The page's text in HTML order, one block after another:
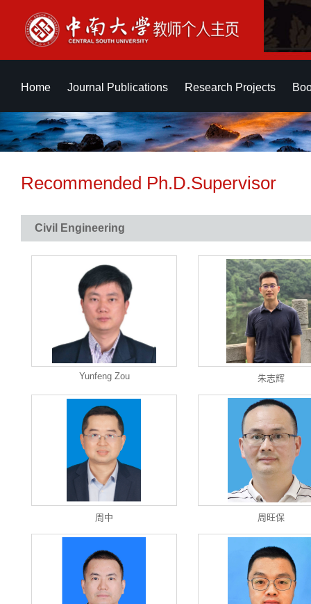
Home Journal Publications Research Projects
Recommended Ph.D.Supervisor
Civil Engineering
Yunfeng Zou 朱志辉
周中 周旺保